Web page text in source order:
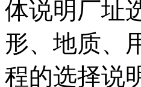
体说明厂址
形、地质、
程的选择说